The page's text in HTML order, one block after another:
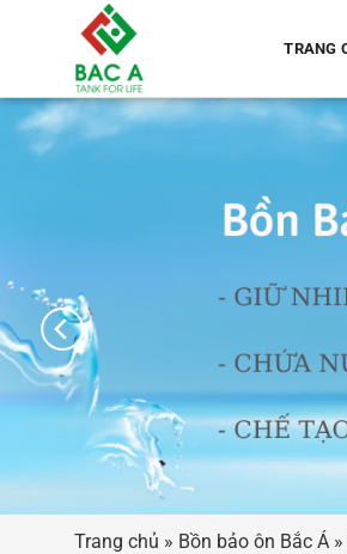
dung
TRANG
Trang chủ » Bồn bảo ôn Bắc Á »